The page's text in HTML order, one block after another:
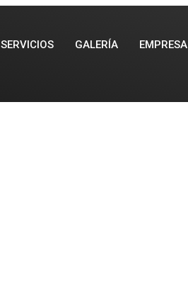
SERVICIOS GALERÍA EMPRESA